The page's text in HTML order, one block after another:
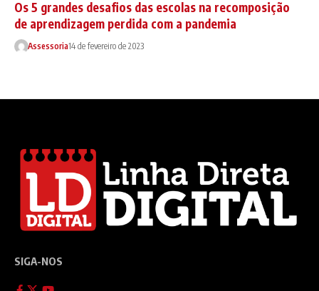
Os 5 grandes desafios das escolas na recomposição
de aprendizagem perdida com a pandemia
Assessoria14 de fevereiro de 2023
SIGA-NOS